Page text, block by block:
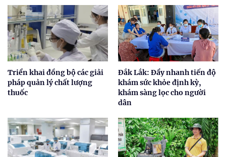
Triển khai đồng bộ các giải
pháp quản lý chất lượng
thuốc
Đắk Lắk: Đẩy nhanh tiến độ
khám sức khỏe định kỳ,
khám sàng lọc cho người
dân